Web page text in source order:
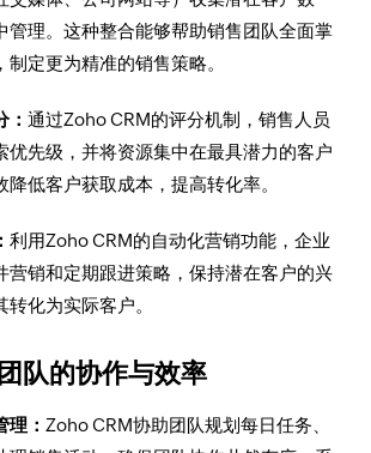
管理。这种整合能够帮助销售团队全面掌
制定更为精准的销售策略。
：通过Zoho CRM的评分机制，销售人员
优先级，并将资源集中在最具潜力的客户
降低客户获取成本，提高转化率。
利用Zoho CRM的自动化营销功能，企业
营销和定期跟进策略，保持潜在客户的兴
转化为实际客户。
队的协作与效率
理： Zoho CRM协助团队规划每日任务、